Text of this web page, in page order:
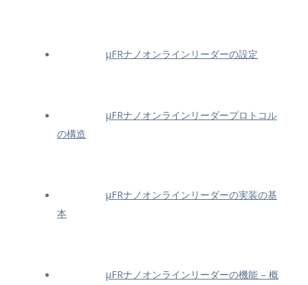
μFRナノオンラインリーダーの設定
μFRナノオンラインリーダープロトコル
の構造
μFRナノオンラインリーダーの実装の基
本
μFRナノオンラインリーダーの機能 – 概